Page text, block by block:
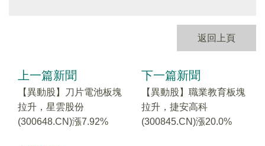
返回上頁
上一篇新聞
【異動股】刀片電池板塊
拉升，星雲股份
(300648.CN)漲7.92%
下一篇新聞
【異動股】職業教育板塊
拉升，捷安高科
(300845.CN)漲20.0%